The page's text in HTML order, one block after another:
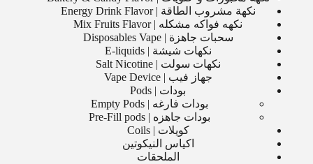
نكهة مشروب الطاقة | Energy Drink Flavor
نكهه فواكه مشكله | Mix Fruits Flavor
سحبات جاهزة | Disposables Vape
نكهات شيشة | E-liquids
نكهات سولت | Salt Nicotine
جهاز فيب | Vape Device
بودات | Pods
بودات فارغه | Empty Pods
بودات جاهزه | Pre-Fill pods
كويلات | Coils
اكياس النيكوتين
الملحقات